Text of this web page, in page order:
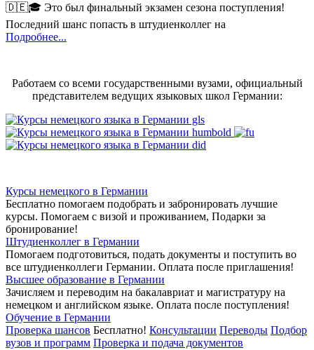
🇩🇪🎓 Это был финальный экзамен сезона поступления!
Последний шанс попасть в штудиенколлег на
Подробнее...
Работаем со всеми государственными вузами, официальный
представителем ведущих языковых школ Германии:
Курсы немецкого в Германии
Бесплатно помогаем подобрать и забронировать лучшие
курсы. Помогаем с визой и проживанием, Подарки за
бронирование!
Штудиенколлег в Германии
Помогаем подготовиться, подать документы и поступить во
все штудиенколлеги Германии. Оплата после приглашения!
Высшее образование в Германии
Зачисляем и переводим на бакалавриат и магистратуру на
немецком и английском языке. Оплата после поступления!
Обучение в Германии
Проверка шансов Бесплатно! Консультации Переводы Подбор
вузов и программ Проверка и подача документов